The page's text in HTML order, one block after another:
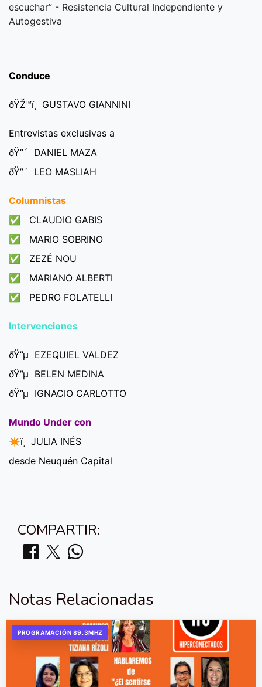
escuchar” - Resistencia Cultural Independiente y
Autogestiva
Conduce
ðŸŽ™ï¸ GUSTAVO GIANNINI
Entrevistas exclusivas a
ðŸ”´ DANIEL MAZA
ðŸ”´ LEO MASLIAH
Columnistas
✅ CLAUDIO GABIS
✅ MARIO SOBRINO
✅ ZEZÉ NOU
✅ MARIANO ALBERTI
✅ PEDRO FOLATELLI
Intervenciones
ðŸ”µ EZEQUIEL VALDEZ
ðŸ”µ BELEN MEDINA
ðŸ”µ IGNACIO CARLOTTO
Mundo Under con
✴ï¸ JULIA INÉS
desde Neuquén Capital
COMPARTIR:
Notas Relacionadas
PROGRAMACIÓN 89.3MHZ